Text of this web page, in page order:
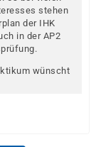
stehen
der IHK
in der AP2
wünscht